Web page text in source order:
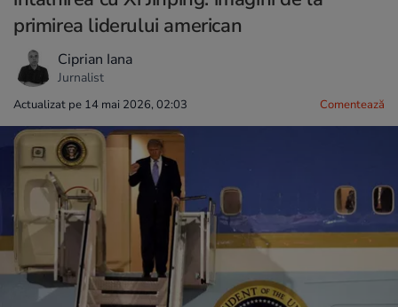
primirea liderului american
Ciprian Iana
Jurnalist
Actualizat pe 14 mai 2026, 02:03 Comentează